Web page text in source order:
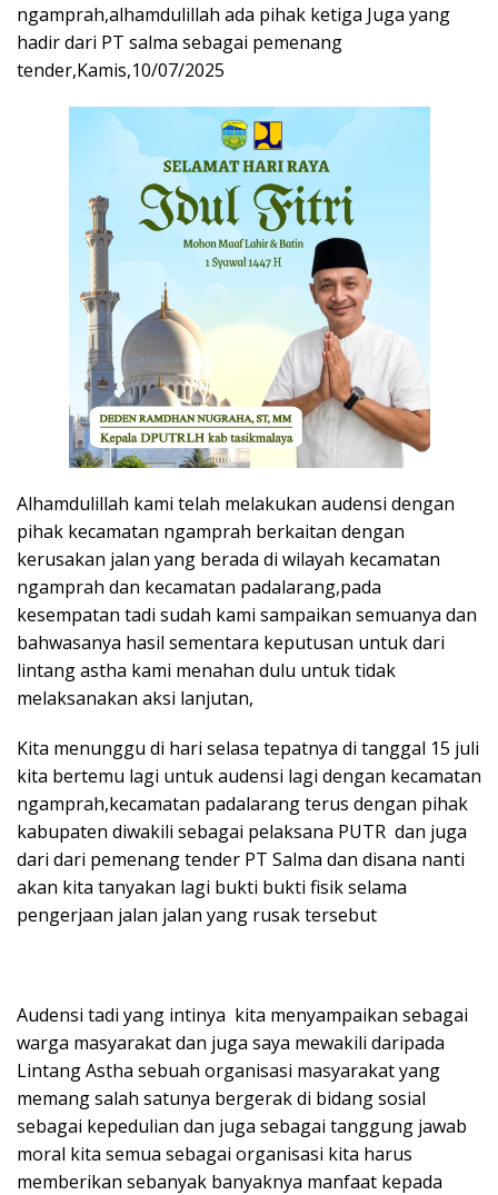
ngamprah,alhamdulillah ada pihak ketiga Juga yang
hadir dari PT salma sebagai pemenang
tender,Kamis,10/07/2025
Alhamdulillah kami telah melakukan audensi dengan
pihak kecamatan ngamprah berkaitan dengan
kerusakan jalan yang berada di wilayah kecamatan
ngamprah dan kecamatan padalarang,pada
kesempatan tadi sudah kami sampaikan semuanya dan
bahwasanya hasil sementara keputusan untuk dari
lintang astha kami menahan dulu untuk tidak
melaksanakan aksi lanjutan,
Kita menunggu di hari selasa tepatnya di tanggal 15 juli
kita bertemu lagi untuk audensi lagi dengan kecamatan
ngamprah,kecamatan padalarang terus dengan pihak
kabupaten diwakili sebagai pelaksana PUTR dan juga
dari dari pemenang tender PT Salma dan disana nanti
akan kita tanyakan lagi bukti bukti fisik selama
pengerjaan jalan jalan yang rusak tersebut
Audensi tadi yang intinya kita menyampaikan sebagai
warga masyarakat dan juga saya mewakili daripada
Lintang Astha sebuah organisasi masyarakat yang
memang salah satunya bergerak di bidang sosial
sebagai kepedulian dan juga sebagai tanggung jawab
moral kita semua sebagai organisasi kita harus
memberikan sebanyak banyaknya manfaat kepada